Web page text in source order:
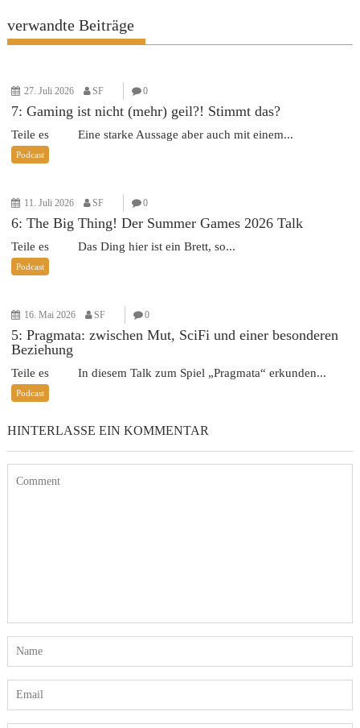
verwandte Beiträge
27. Juli 2026 SF 0
7: Gaming ist nicht (mehr) geil?! Stimmt das?
Teile es Eine starke Aussage aber auch mit einem...
Podcast
11. Juli 2026 SF 0
6: The Big Thing! Der Summer Games 2026 Talk
Teile es Das Ding hier ist ein Brett, so...
Podcast
16. Mai 2026 SF 0
5: Pragmata: zwischen Mut, SciFi und einer besonderen
Beziehung
Teile es In diesem Talk zum Spiel „Pragmata“ erkunden...
Podcast
HINTERLASSE EIN KOMMENTAR